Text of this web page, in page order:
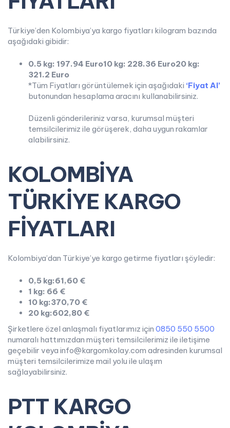
Türkiye’den Kolombiya’ya kargo fiyatları kilogram bazında
aşağıdaki gibidir:
0.5 kg: 197.94 Euro10 kg: 228.36 Euro20 kg:
321.2 Euro
*Tüm Fiyatları görüntülemek için aşağıdaki ‘Fiyat Al’
butonundan hesaplama aracını kullanabilirsiniz.
Düzenli gönderileriniz varsa, kurumsal müşteri
temsilcilerimiz ile görüşerek, daha uygun rakamlar
alabilirsiniz.
KOLOMBİYA
TÜRKİYE KARGO
FİYATLARI
Kolombiya’dan Türkiye’ye kargo getirme fiyatları şöyledir:
0,5 kg:61,60 €
1 kg: 66 €
10 kg:370,70 €
20 kg:602,80 €
Şirketlere özel anlaşmalı fiyatlarımız için 0850 550 5500
numaralı hattımızdan müşteri temsilcilerimiz ile iletişime
geçebilir veya info@kargomkolay.com adresinden kurumsal
müşteri temsilcilerimize mail yolu ile ulaşım
sağlayabilirsiniz.
PTT KARGO